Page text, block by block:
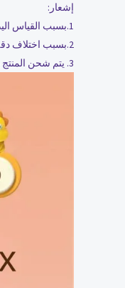
إشعار:
1.بسبب القياس اليدوي، قد يكون هناك خطأ بسيط في المقاس، وهو أمر طبيعي؛
2.بسبب اختلاف دقة الشاشة والإضاءة، قد يختلف لون المنتج قليلاً عن الصورة.
3. يتم شحن المنتج بدون صندوق، يرجى فهم ذلك.